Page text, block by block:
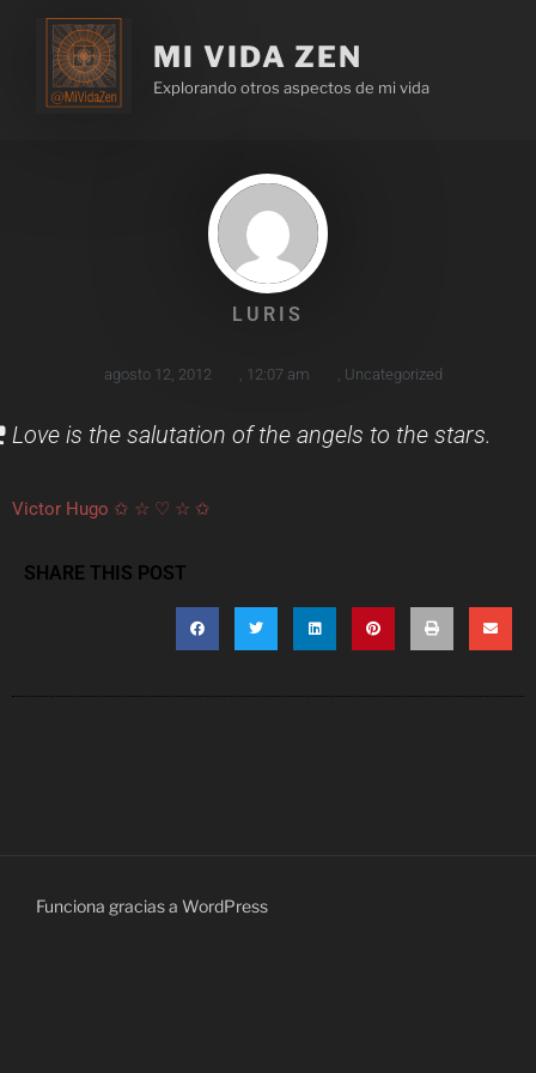
MI VIDA ZEN
Explorando otros aspectos de mi vida
LURIS
agosto 12, 2012 12:07 am Uncategorized
Love is the salutation of the angels to the stars.
Victor Hugo ✩ ☆ ♡ ☆ ✩
SHARE THIS POST
Funciona gracias a WordPress